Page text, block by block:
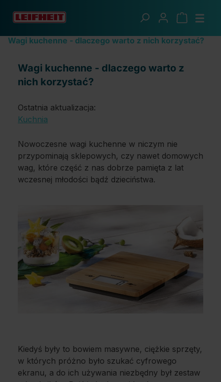
Przejdź do głównej zawartości
Wagi kuchenne - dlaczego warto z nich korzystać?
Wagi kuchenne - dlaczego warto z
nich korzystać?
Ostatnia aktualizacja:
Kuchnia
Nowoczesne wagi kuchenne w niczym nie
przypominają sklepowych, czy nawet domowych
wag, które część z nas dobrze pamięta z lat
wczesnej młodości bądź dzieciństwa.
Kiedyś były to bowiem masywne, ciężkie sprzęty,
w których próżno było szukać cyfrowego
ekranu, a do ich używania niezbędny był zestaw